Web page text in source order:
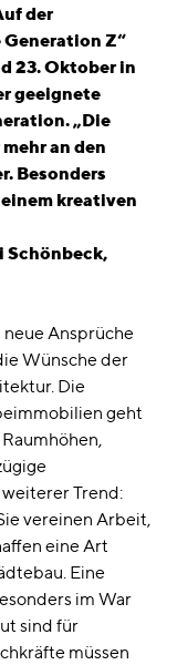
der
Z“
23. Oktober in
geeignete
„Die
an den
Besonders
kreativen
Schönbeck,
Ansprüche
Wünsche der
Die
geht
Trend:
vereinen Arbeit,
eine Art
Eine
im War
sind für
müssen